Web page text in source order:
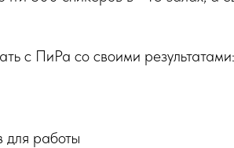
с ПиРа со своими результатами:
для работы